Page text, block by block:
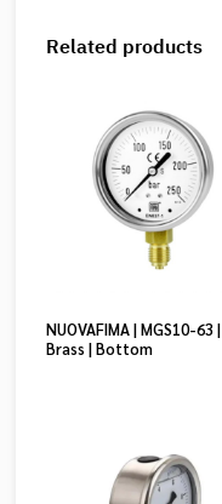
Related products
NUOVAFIMA | MGS10-63 |
Brass | Bottom